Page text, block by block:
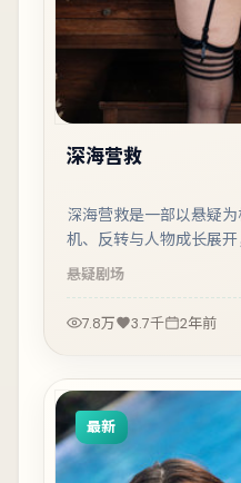
深海营救
深海营救是一部以悬疑
机、反转与人物成长展
观看。
悬疑剧场
7.8万 3.7千 2年前
最新